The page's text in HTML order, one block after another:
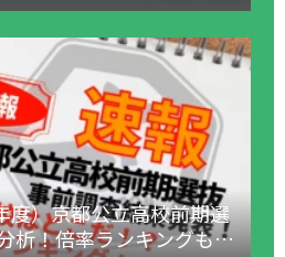
度）京都公立高校前期選
析！倍率ランキングも！